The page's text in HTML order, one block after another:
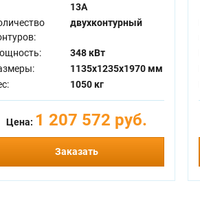
13A
двухконтурный
348 кВт
1135x1235x1970 мм
1050 кг
Цена: 1 207 572 руб.
Заказать